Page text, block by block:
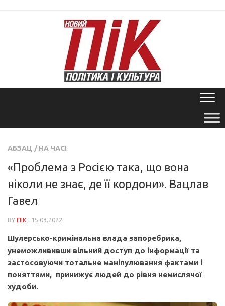
АБЗАЦ / НА ЧАСІ
«Проблема з Росією така, що вона
ніколи не знає, де її кордони». Вацлав
Гавел
BY ПІК · 15.03.2022
Шулерсько-кримінальна влада запоребрика,
унеможлививши вільний доступ до інформації та
застосовуючи тотальне маніпулювання фактами і
поняттями, принижує людей до рівня немислячої
худоби.